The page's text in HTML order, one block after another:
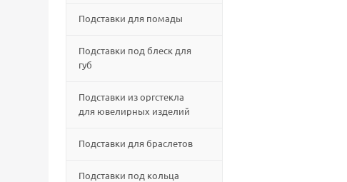
Подставки для помады
Подставки под блеск для
губ
Подставки из оргстекла
для ювелирных изделий
Подставки для браслетов
Подставки под кольца